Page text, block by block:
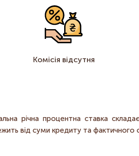
Комісія відсутня
річна процентна ставка
від суми кредиту та